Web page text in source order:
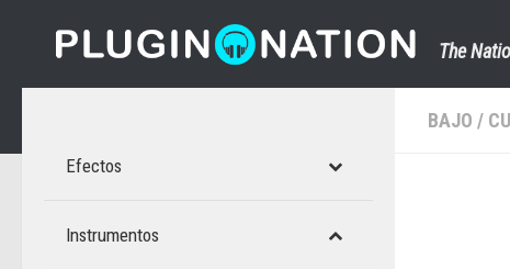
Saltar al contenido
The
BAJO /
Efectos
Instrumentos